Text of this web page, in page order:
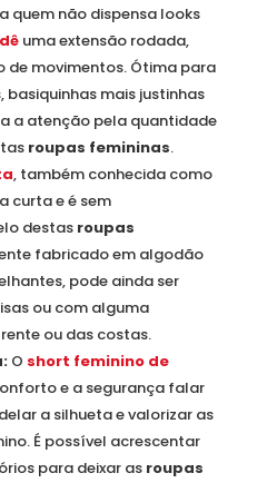
quem não dispensa looks
uma extensão rodada,
de movimentos. Ótima para
basiquinhas mais justinhas
a atenção pela quantidade
roupas femininas.
, também conhecida como
curta e é sem
destas roupas
fabricado em algodão
pode ainda ser
ou com alguma
ou das costas.
O short feminino de
e a segurança falar
a silhueta e valorizar as
É possível acrescentar
para deixar as roupas